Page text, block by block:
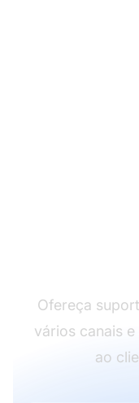
Ofereça
vários canais
ao